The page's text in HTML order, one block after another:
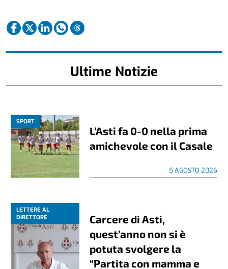
Ultime Notizie
SPORT
L’Asti fa 0-0 nella prima
amichevole con il Casale
5 AGOSTO 2026
LETTERE AL
DIRETTORE
Carcere di Asti,
quest’anno non si è
potuta svolgere la
“Partita con mamma e